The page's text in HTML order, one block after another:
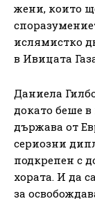
жени, които
ислямистко
в Ивицата
Даниела
докато беше
държава от
сериозни
подкрепен с
хората. И да
за